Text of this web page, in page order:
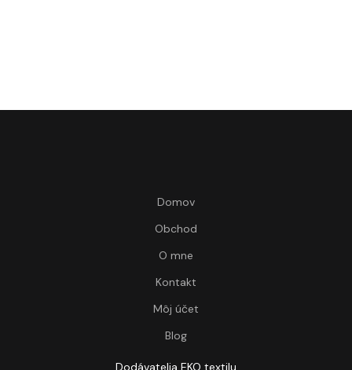
Domov
Obchod
O mne
Kontakt
Môj účet
Blog
Dodávatelia EKO textilu